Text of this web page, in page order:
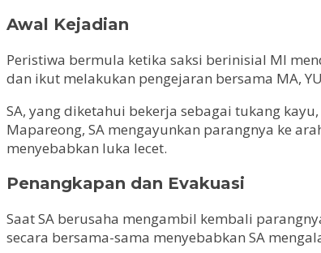
Awal Kejadian
Peristiwa bermula ketika saksi berinisial MI
dan ikut melakukan pengejaran bersama MA,
SA, yang diketahui bekerja sebagai tukang
Mapareong, SA mengayunkan parangnya ke
menyebabkan luka lecet.
Penangkapan dan Evakuasi
Saat SA berusaha mengambil kembali
secara bersama-sama menyebabkan SA